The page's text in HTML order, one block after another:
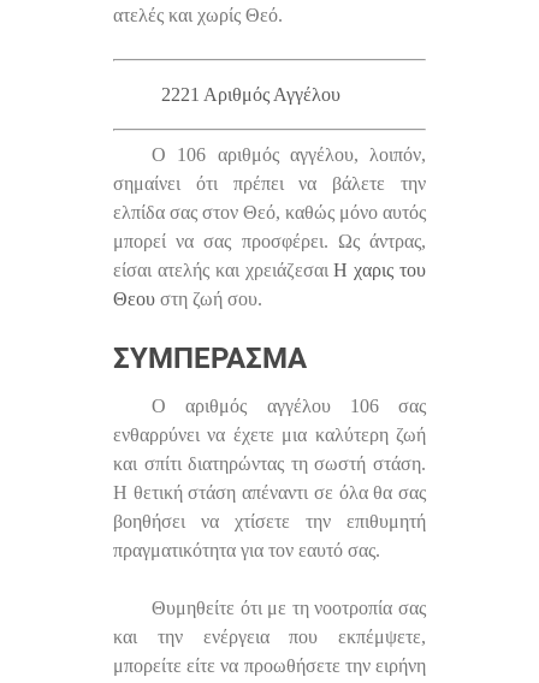
ατελές και χωρίς Θεό.
2221 Αριθμός Αγγέλου
Ο 106 αριθμός αγγέλου, λοιπόν,
σημαίνει ότι πρέπει να βάλετε την
ελπίδα σας στον Θεό, καθώς μόνο αυτός
μπορεί να σας προσφέρει. Ως άντρας,
είσαι ατελής και χρειάζεσαιΗ χαρις του
Θεου στη ζωή σου.
ΣΥΜΠΈΡΑΣΜΑ
Ο αριθμός αγγέλου 106 σας
ενθαρρύνει να έχετε μια καλύτερη ζωή
και σπίτι διατηρώντας τη σωστή στάση.
Η θετική στάση απέναντι σε όλα θα σας
βοηθήσει να χτίσετε την επιθυμητή
πραγματικότητα για τον εαυτό σας.
Θυμηθείτε ότι με τη νοοτροπία σας
και την ενέργεια που εκπέμψετε,
μπορείτε είτε να προωθήσετε την ειρήνη